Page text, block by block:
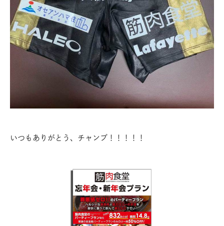
いつもありがとう、チャンプ！！！！！